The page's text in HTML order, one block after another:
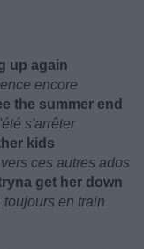
up again
encore
the summer end
s'arrêter
kids
ces autres ados
get her down
toujours en train